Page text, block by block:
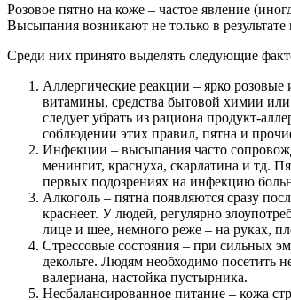
Розовое пятно на коже – частое явление
Высыпания возникают не только в
Среди них принято выделять следующие
Аллергические реакции – ярко
витамины, средства бытовой химии или
следует убрать из рациона продукт-
соблюдении этих правил, пятна и
Инфекции – высыпания часто
менингит, краснуха, скарлатина и тд.
первых подозрениях на инфекцию
Алкоголь – пятна появляются сразу
краснеет. У людей, регулярно
лице и шее, немного реже – на руках,
Стрессовые состояния – при сильных
декольте. Людям необходимо посетить
валериана, настойка пустырника.
Несбалансированное питание – кожа